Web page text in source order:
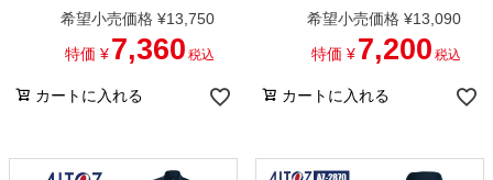
希望小売価格 ¥13,750
特価 ¥ 7,360 税込
カートに入れる
希望小売価格 ¥13,090
特価 ¥ 7,200 税込
カートに入れる